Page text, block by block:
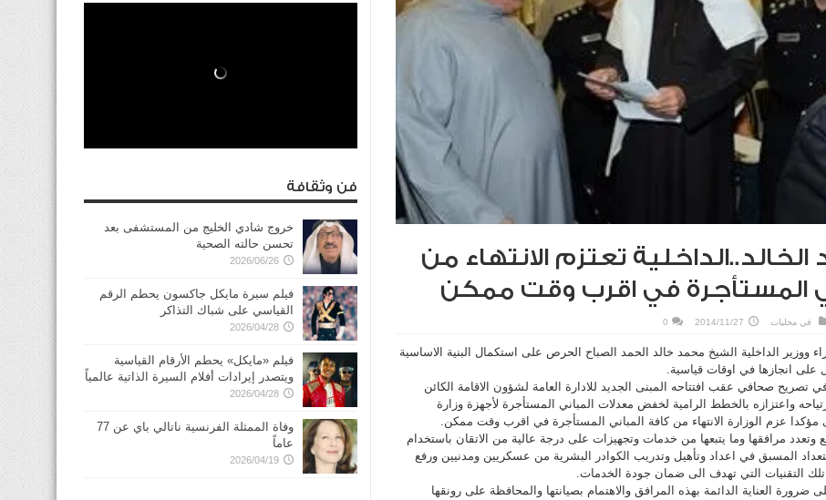
تعتزم الانتهاء من
المستأجرة في اقرب وقت ممكن
في محليات 2014/11/27
0
ووزير الداخلية الشيخ محمد خالد الحمد الصباح الحرص على استكمال البنية الاساسية
على انجازها في اوقات قياسية.
تصريح صحافي عقب افتتاحه المبنى الجديد للادارة العامة لشؤون الاقامة الكائن
واعتزازه بالخطط الرامية لخفض معدلات المباني المستأجرة لأجهزة وزارة
مرافقها وما يتبعها من خدمات وتجهيزات على درجة عالية من الاتقان باستخدام
المسبق في اعداد وتأهيل وتدريب الكوادر البشرية من عسكريين ومدنيين ورفع
التقنيات التي تهدف الى ضمان جودة الخدمات.
العناية الدائمة بهذه المرافق والاهتمام بصيانتها والمحافظة على رونقها
فن وثقافة
خروج شادي الخليج من المستشفى بعد
تحسن حالته الصحية
2026/06/26
فيلم سيرة مايكل جاكسون يحطم الرقم
القياسي على شباك التذاكر
2026/04/28
فيلم «مايكل» يحطم الأرقام القياسية
ويتصدر إيرادات أفلام السيرة الذاتية عالمياً
2026/04/28
وفاة الممثلة الفرنسية ناتالي باي عن 77
عاماً
2026/04/19